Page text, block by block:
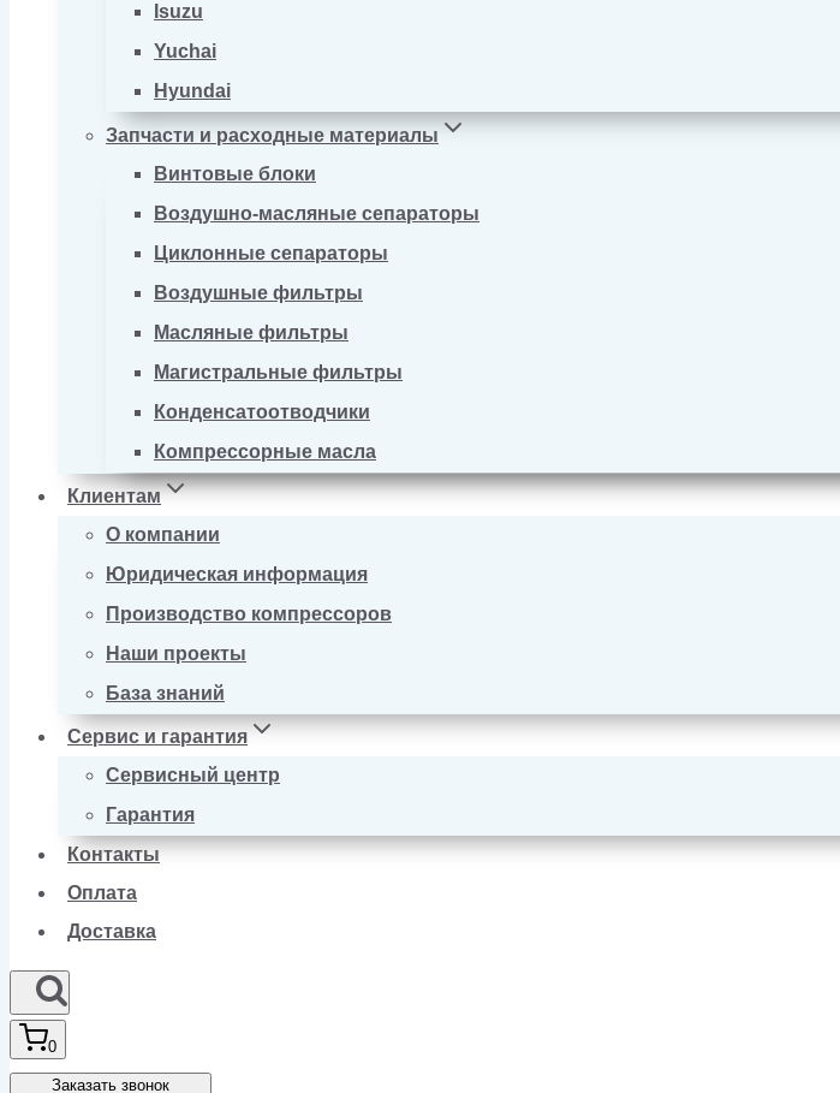
Isuzu
Yuchai
Hyundai
Запчасти и расходные материалы
Винтовые блоки
Воздушно-масляные сепараторы
Циклонные сепараторы
Воздушные фильтры
Масляные фильтры
Магистральные фильтры
Конденсатоотводчики
Компрессорные масла
Клиентам
О компании
Юридическая информация
Производство компрессоров
Наши проекты
База знаний
Сервис и гарантия
Сервисный центр
Гарантия
Контакты
Оплата
Доставка
0
Заказать звонок